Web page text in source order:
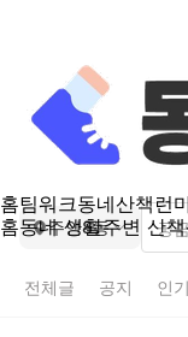
홈팀워크동네산책런
홈동네 생활주변 산책
주안8동
전체글 공지 인기